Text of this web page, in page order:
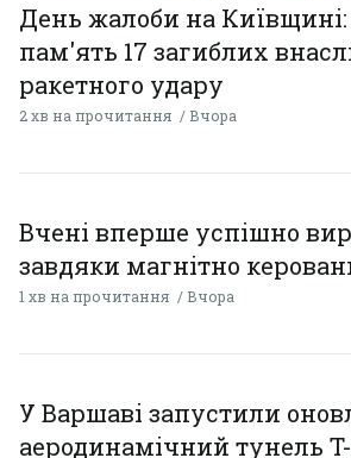
День жалоби на
пам'ять 17 загиблих
ракетного удару
2 хв на прочитання Вчора
Вчені вперше успішно
завдяки магнітно
1 хв на прочитання Вчора
У Варшаві запустили
аеродинамічний тунель